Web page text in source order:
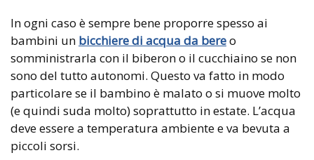
In ogni caso è sempre bene proporre spesso ai
bambini un bicchiere di acqua da bereo
somministrarla con il biberon o il cucchiaino se non
sono del tutto autonomi. Questo va fatto in modo
particolare se il bambino è malato o si muove molto
(e quindi suda molto) soprattutto in estate. L’acqua
deve essere a temperatura ambiente e va bevuta a
piccoli sorsi.